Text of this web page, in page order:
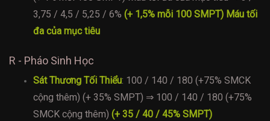
3,75 / 4,5 / 5,25 / 6% (+ 1,5% mỗi 100 SMPT) Máu tối
đa của mục tiêu
R - Pháo Sinh Học
Sát Thương Tối Thiểu: 100 / 140 / 180 (+75% SMCK
cộng thêm) (+ 35% SMPT) ⇒ 100 / 140 / 180 (+75%
SMCK cộng thêm) (+ 35 / 40 / 45% SMPT)